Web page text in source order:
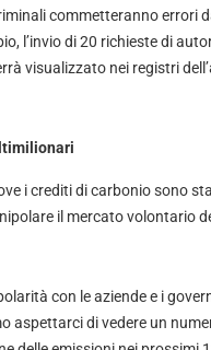
commetteranno errori
l’invio di 20 richieste di
visualizzato nei registri
i crediti di carbonio sono
il mercato volontario
con le aziende e i
aspettarci di vedere un